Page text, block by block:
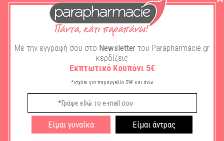
Χαρίζει διακριτική χρυσαφένια λάμψη με πέρλες μαργαριταριού
Χωρίς συντηρητικά
Χωρίς σιλικόνη
Χαρακτηριστικά
Nuxe
Με την εγγραφή σου στο Newsletter του Parapharmacie.gr
κερδίζεις
Εκπτωτικό Κουπόνι 5€
*ισχύει για παραγγελία 59€ και άνω
Είμαι γυναίκα Είμαι άντρας